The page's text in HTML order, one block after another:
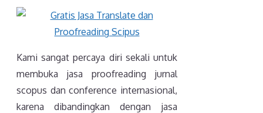
Kami sangat percaya diri sekali untuk
membuka jasa proofreading jurnal
scopus dan conference internasional,
karena dibandingkan dengan jasa